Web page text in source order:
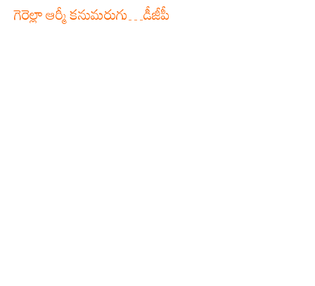
గెరెల్లా ఆర్మీ క‌నుమరుగు…డీజీపీ